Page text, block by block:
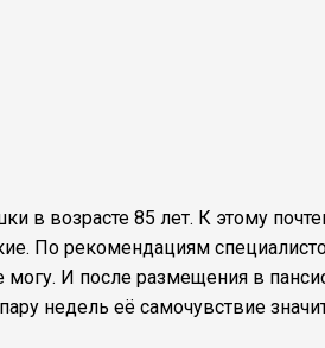
в возрасте 85 лет. К этому
По рекомендациям
могу. И после размещения в
недель её самочувствие